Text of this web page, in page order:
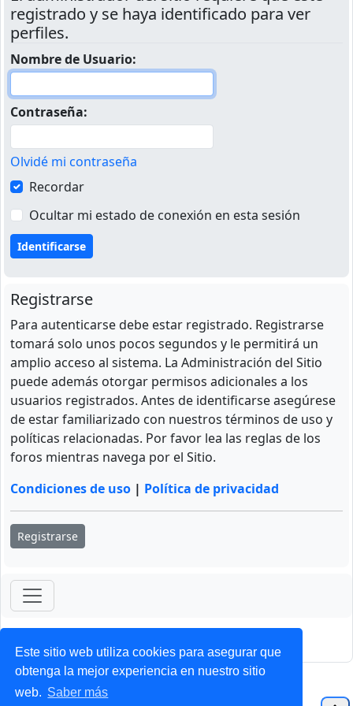
Este sitio web utiliza cookies para asegurar que
obtenga la mejor experiencia en nuestro sitio
web. Saber más
registrado y se haya identificado para ver
perfiles.
Nombre de Usuario:
Contraseña:
Olvidé mi contraseña
Recordar
Ocultar mi estado de conexión en esta sesión
Registrarse
Para autenticarse debe estar registrado. Registrarse
tomará solo unos pocos segundos y le permitirá un
amplio acceso al sistema. La Administración del Sitio
puede además otorgar permisos adicionales a los
usuarios registrados. Antes de identificarse asegúrese
de estar familiarizado con nuestros términos de uso y
políticas relacionadas. Por favor lea las reglas de los
foros mientras navega por el Sitio.
Condiciones de uso | Política de privacidad
Registrarse
ForoClub 2025
Privacidad| Condiciones